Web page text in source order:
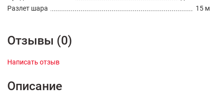
Разлет шара
15 м
Отзывы (0)
Написать отзыв
Описание